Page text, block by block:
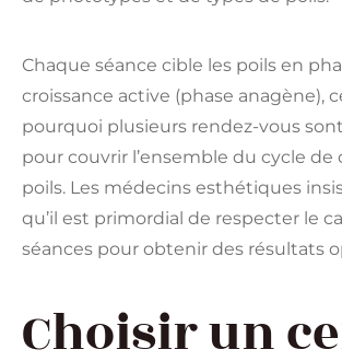
Chaque séance cible les poils en
croissance active (phase anagène),
pourquoi plusieurs rendez-vous
pour couvrir l’ensemble du cycle de
poils. Les médecins esthétiques
qu’il est primordial de respecter le
séances pour obtenir des résultats
Choisir un